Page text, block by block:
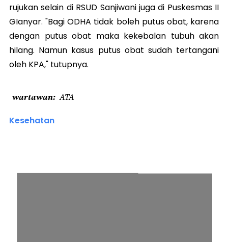
rujukan selain di RSUD Sanjiwani juga di Puskesmas II
GIanyar. "Bagi ODHA tidak boleh putus obat, karena
dengan putus obat maka kekebalan tubuh akan
hilang. Namun kasus putus obat sudah tertangani
oleh KPA," tutupnya.
wartawan ATA
Kesehatan